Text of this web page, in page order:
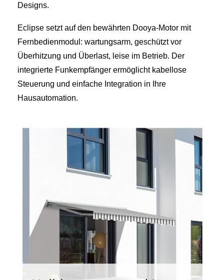
Designs.
Eclipse setzt auf den bewährten Dooya‑Motor mit
Fernbedienmodul: wartungsarm, geschützt vor
Überhitzung und Überlast, leise im Betrieb. Der
integrierte Funkempfänger ermöglicht kabellose
Steuerung und einfache Integration in Ihre
Hausautomation.